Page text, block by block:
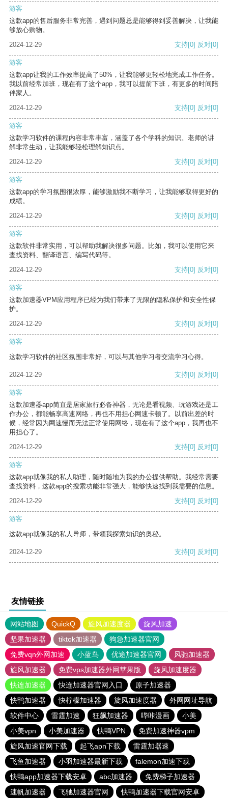
游客
这款app的售后服务非常完善，遇到问题总是能够得到妥善解决，让我能
够放心购物。
2024-12-29
支持[0] 反对[0]
游客
这款app让我的工作效率提高了50%，让我能够更轻松地完成工作任务。
我以前经常加班，现在有了这个app，我可以提前下班，有更多的时间陪
伴家人。
2024-12-29
支持[0] 反对[0]
游客
这款学习软件的课程内容非常丰富，涵盖了各个学科的知识。老师的讲
解非常生动，让我能够轻松理解知识点。
2024-12-29
支持[0] 反对[0]
游客
这款app的学习氛围很浓厚，能够激励我不断学习，让我能够取得更好的
成绩。
2024-12-29
支持[0] 反对[0]
游客
这款软件非常实用，可以帮助我解决很多问题。比如，我可以使用它来
查找资料、翻译语言、编写代码等。
2024-12-29
支持[0] 反对[0]
游客
这款加速器VPM应用程序已经为我们带来了无限的隐私保护和安全性保
护。
2024-12-29
支持[0] 反对[0]
游客
这款学习软件的社区氛围非常好，可以与其他学习者交流学习心得。
2024-12-29 支持[0] 反对[0]
游客
这款加速器app简直是居家旅行必备神器，无论是看视频、玩游戏还是工
作办公，都能畅享高速网络，再也不用担心网速卡顿了。以前出差的时
候，经常因为网速慢而无法正常使用网络，现在有了这个app，我再也不
用担心了。
2024-12-29
支持[0] 反对[0]
游客
这款app就像我的私人助理，随时随地为我的办公提供帮助。我经常需要
查找资料，这款app的搜索功能非常强大，能够快速找到我需要的信息。
2024-12-29
支持[0] 反对[0]
游客
这款app就像我的私人导师，带领我探索知识的奥秘。
2024-12-29 支持[0] 反对[0]
友情链接
网站地图 QuickQ 旋风加速度器
旋风加速
坚果加速器
tiktok加速器
狗急加速器官网
免费vqn外网加速
小蓝鸟 优途加速器官网
风驰加速器
旋风加速器
免费vps加速器外网苹果版
旋风加速度器
快连加速器
快连加速器官网入口
原子加速器
快鸭加速器
快柠檬加速器 旋风加速度器
外网网址导航
软件中心
雷霆加速 狂飙加速器 哔咔漫画
小美
小美vpn
小美加速器 快鸭VPN
免费加速神器vpm
旋风加速官网下载
起飞apn下载
雷霆加器速
飞鱼加速器
小羽加速器最新下载
falemon加速下载
快鸭app加速器下载安卓
abc加速器
免费梯子加速器
速帆加速器
飞驰加速器官网 快鸭加速器下载官网安卓